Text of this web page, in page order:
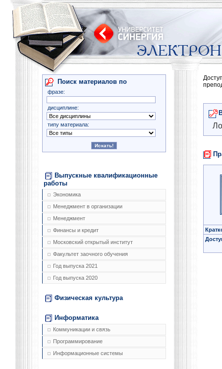
Поиск материалов по
фразе:
дисциплине:
типу материала:
Выпускные квалификационные
работы
Экономика
Менеджмент в организации
Менеджмент
Финансы и кредит
Московский открытый институт
Факультет заочного обучения
Год выпуска 2021
Год выпуска 2020
Физическая культура
Информатика
Коммуникации и связь
Программирование
Информационные системы